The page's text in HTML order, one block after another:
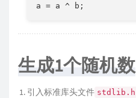
a = a ^ b;
生成1个随机数
引入标准库头文件 stdlib.h